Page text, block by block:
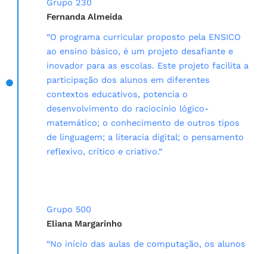
Grupo 230
Fernanda Almeida
“O programa curricular proposto pela ENSICO
ao ensino básico, é um projeto desafiante e
inovador para as escolas. Este projeto facilita a
participação dos alunos em diferentes
contextos educativos, potencia o
desenvolvimento do raciocínio lógico-
matemático; o conhecimento de outros tipos
de linguagem; a literacia digital; o pensamento
reflexivo, crítico e criativo.”
Grupo 500
Eliana Margarinho
“No início das aulas de computação, os alunos